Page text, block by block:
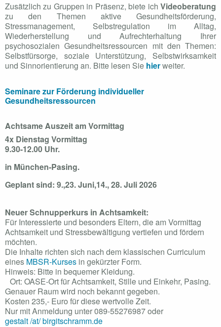
Zusätzlich zu Gruppen in Präsenz, biete ich Videoberatung
zu den Themen aktive Gesundheitsförderung,
Stressmanagement, Selbstregulation im Alltag,
Wiederherstellung und Aufrechterhaltung Ihrer
psychosozialen Gesundheitsressourcen mit den Themen:
Selbstfürsorge, soziale Unterstützung, Selbstwirksamkeit
und Sinnorientierung an. Bitte lesen Sie hierweiter.
Seminare zur Förderung individueller
Gesundheitsressourcen
Achtsame Auszeit am Vormittag
4x Dienstag Vormittag
9.30-12.00 Uhr.
in München-Pasing.
Geplant sind: 9.,23. Juni,14., 28. Juli 2026
Neuer Schnupperkurs in Achtsamkeit:
Für Interessierte und besonders Eltern, die am Vormittag
Achtsamkeit und Stressbewältigung vertiefen und fördern
möchten.
Die Inhalte richten sich nach dem klassischen Curriculum
eines MBSR-Kurses in gekürzter Form.
Hinweis: Bitte in bequemer Kleidung.
Ort: OASE-Ort für Achtsamkeit, Stille und Einkehr, Pasing.
Genauer Raum wird noch bekannt gegeben.
Kosten 235,- Euro für diese wertvolle Zeit.
Nur mit Anmeldung unter 089-55276987 oder
gestalt /at/ birgitschramm.de